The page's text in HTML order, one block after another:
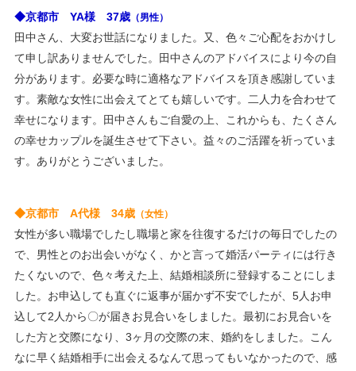
2021/03/10 Twitterを開設してツィート始めました。
2021/03/10 ・ブログ更新 ＜春の婚活応援・無料キャンペ
ーン＞
2021/03/10 「春の婚活応援・無料キャンペーン」を掲載し
ました。
2021/02/23 ・ブログ更新 ＜出会いは大切、でも要注意！
＞
2021/02/19 ・ブログ更新 ＜出会いは結婚への第一歩＞
2020/12/10 冬の婚活応援キャンペーンを掲載しました。
2020/09/18 ・ブログ更新 ＜お見合いのルールと話題＞
2020/09/07 秋の婚活応援キャンペーンを掲載しました。
2020/09/07 ・ブログ更新 ＜コロナ禍でも順調な交際＞
2020/06/15 夏の婚活応援キャンペーンを掲載しました。
2020/05/29 ・ブログ更新 ＜お見合い、パーティにも影響
が・・＞
2020/05/27 京都府、休業要請を「全面解除」しました。
◆京都市 YA様 37歳（男性）
田中さん、大変お世話になりました。又、色々ご心配をおかけし
て申し訳ありませんでした。田中さんのアドバイスにより今の自
分があります。必要な時に適格なアドバイスを頂き感謝していま
す。素敵な女性に出会えてとても嬉しいです。二人力を合わせて
幸せになります。田中さんもご自愛の上、これからも、たくさん
の幸せカップルを誕生させて下さい。益々のご活躍を祈っていま
す。ありがとうございました。
◆京都市 A代様 34歳（女性）
女性が多い職場でしたし職場と家を往復するだけの毎日でしたの
で、男性とのお出会いがなく、かと言って婚活パーティには行き
たくないので、色々考えた上、結婚相談所に登録することにしま
した。お申込しても直ぐに返事が届かず不安でしたが、5人お申
込して2人から〇が届きお見合いをしました。最初にお見合いを
した方と交際になり、3ヶ月の交際の末、婚約をしました。こん
なに早く結婚相手に出会えるなんて思ってもいなかったので、感